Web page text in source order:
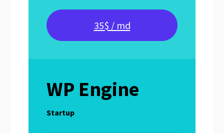
35$ / md
WP Engine
Startup